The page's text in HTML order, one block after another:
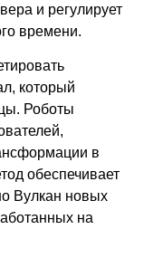
и регулирует
времени.
который
Роботы
в
обеспечивает
Вулкан новых
на